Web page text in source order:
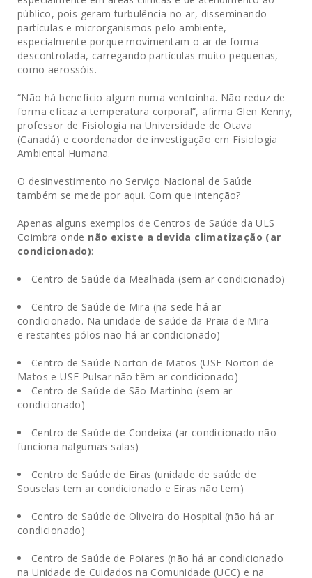
público, pois geram turbulência no ar, disseminando
partículas e microrganismos pelo ambiente,
especialmente porque movimentam o ar de forma
descontrolada, carregando partículas muito pequenas,
como aerossóis.
“Não há benefício algum numa ventoinha. Não reduz de
forma eficaz a temperatura corporal”, afirma Glen Kenny,
professor de Fisiologia na Universidade de Otava
(Canadá) e coordenador de investigação em Fisiologia
Ambiental Humana.
O desinvestimento no Serviço Nacional de Saúde
também se mede por aqui. Com que intenção?
Apenas alguns exemplos de Centros de Saúde da ULS
Coimbra onde não existe a devida climatização (ar
condicionado):
Centro de Saúde da Mealhada (sem ar condicionado)
Centro de Saúde de Mira (na sede há ar
condicionado. Na unidade de saúde da Praia de Mira
e restantes pólos não há ar condicionado)
Centro de Saúde Norton de Matos (USF Norton de
Matos e USF Pulsar não têm ar condicionado)
Centro de Saúde de São Martinho (sem ar
condicionado)
Centro de Saúde de Condeixa (ar condicionado não
funciona nalgumas salas)
Centro de Saúde de Eiras (unidade de saúde de
Souselas tem ar condicionado e Eiras não tem)
Centro de Saúde de Oliveira do Hospital (não há ar
condicionado)
Centro de Saúde de Poiares (não há ar condicionado
na Unidade de Cuidados na Comunidade (UCC) e na